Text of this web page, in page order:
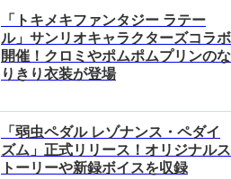
「トキメキファンタジー ラテー
ル」サンリオキャラクターズコラボ
開催！クロミやポムポムプリンのな
りきり衣装が登場
「弱虫ペダル レゾナンス・ペダイ
ズム」正式リリース！オリジナルス
トーリーや新録ボイスを収録